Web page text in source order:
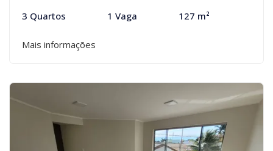
3 Quartos 1 Vaga 127 m²
Mais informações